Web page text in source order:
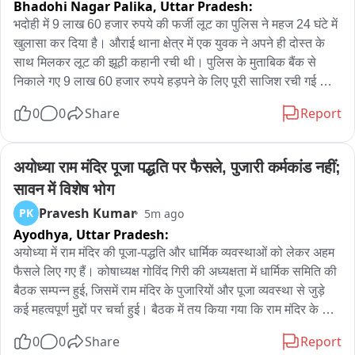
Bhadohi Nagar Palika, Uttar Pradesh:
भदोही में 9 लाख 60 हजार रुपये की फर्जी लूट का पुलिस ने महज 24 घंटे में
खुलासा कर दिया है। औराई थाना क्षेत्र में एक युवक ने अपने ही दोस्त के
साथ मिलकर लूट की झूठी कहानी रची थी। पुलिस के मुताबिक बैंक से
निकाले गए 9 लाख 60 हजार रुपये हड़पने के लिए पूरी साजिश रची गई थी।
हजार रुपये की पूरी रकम बरामद कर ली है।
मामला औराई थाना क्षेत्र का है, जहां 8 अगस्त को गुलाम आजाद निवासी
कोठरा, थाना औराई ने पुलिस को सूचना दी थी कि 7 अगस्त को उसने अपने
दोस्त इमरान के साथ औराई स्थित एक्सिस बैंक की शाखा से 9 लाख 60
हजार रुपये निकाले थे। गुलाम आजाद के मुताबिक बैंक से रकम निकालने के
बाद वह आईटीआई कॉलेज, लीलाधरपुर के पास पहुंचा, जहां अज्ञात बदमाशों
ने उससे रुपये लूट लिए। लूट की सूचना मिलते ही औराई पुलिस ने मुकदमा
दर्ज कर जांच शुरू कर दी। पुलिस ने घटनास्थल, वादी के बयान और
उपलब्ध साक्ष्यों की जांच की। जांच आगे बढ़ी तो पुलिस को लूट की कहानी
पर शक हुआ। police ने घटनाक्रम की कड़ियां जोड़नी शुरू कीं तो सामने
में मेल नहीं था। पुलिस की जांच में सामने आया कि लूट की पूरी कहानी फर्जी
0 0 Share Report
अयोध्या राम मंदिर पूजा पद्धति पर फैसले, पुजारी कर्मकांड नहीं;
सावन में विशेष भोग
PK Pravesh Kumar 5m ago
Ayodhya, Uttar Pradesh:
अयोध्या में राम मंदिर की पूजा-पद्धति और धार्मिक व्यवस्थाओं को लेकर अहम
फैसले लिए गए हैं। कोषाध्यक्ष गोविंद गिरी की अध्यक्षता में धार्मिक समिति की
बैठक सम्पन्न हुई, जिसमें राम मंदिर के पुजारियों और पूजा व्यवस्था से जुड़े
कई महत्वपूर्ण मुद्दों पर चर्चा हुई। बैठक में तय किया गया कि राम मंदिर के
ने कहा कि यह व्यवस्था पहले से लागू है। और वही अब पुनः पुजारियों के बाल
0 0 Share Report